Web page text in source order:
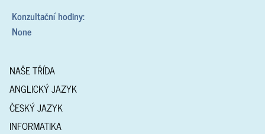
Konzultační hodiny:
None
NAŠE TŘÍDA
ANGLICKÝ JAZYK
ČESKÝ JAZYK
INFORMATIKA